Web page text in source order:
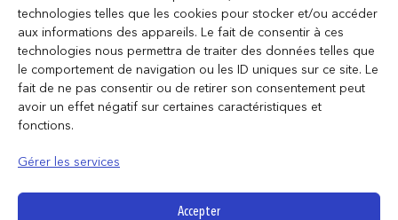
technologies telles que les cookies pour stocker et/ou accéder
aux informations des appareils. Le fait de consentir à ces
technologies nous permettra de traiter des données telles que
le comportement de navigation ou les ID uniques sur ce site. Le
fait de ne pas consentir ou de retirer son consentement peut
avoir un effet négatif sur certaines caractéristiques et
fonctions.
Gérer les services
Accepter
NOUS REJOINDRE
F.A.Q
Politique de confidentialité